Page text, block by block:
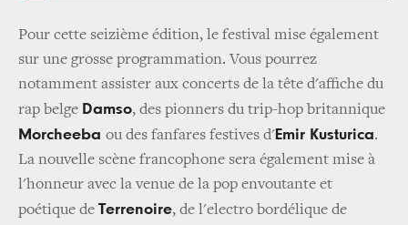
Pour cette seizième édition, le festival mise également
sur une grosse programmation. Vous pourrez
notamment assister aux concerts de la tête d'affiche du
rap belge Damso, des pionners du trip-hop britannique
Morcheeba ou des fanfares festives d'Emir Kusturica.
La nouvelle scène francophone sera également mise à
l'honneur avec la venue de la pop envoutante et
poétique de Terrenoire, de l'electro bordélique de